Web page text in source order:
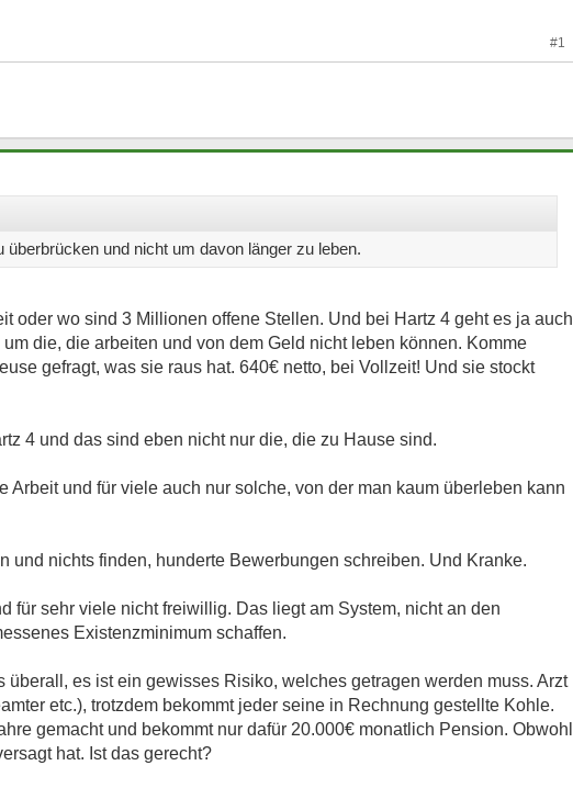
#1
und nicht um davon länger zu leben.
oder wo sind 3 Millionen offene Stellen. Und bei Hartz 4 geht es ja auch
die, die arbeiten und von dem Geld nicht leben können. Komme
gefragt, was sie raus hat. 640€ netto, bei Vollzeit! Und sie stockt
4 und das sind eben nicht nur die, die zu Hause sind.
Arbeit und für viele auch nur solche, von der man kaum überleben kann
und nichts finden, hunderte Bewerbungen schreiben. Und Kranke.
für sehr viele nicht freiwillig. Das liegt am System, nicht an den
Existenzminimum schaffen.
es ist ein gewisses Risiko, welches getragen werden muss. Arzt
etc.), trotzdem bekommt jeder seine in Rechnung gestellte Kohle.
gemacht und bekommt nur dafür 20.000€ monatlich Pension. Obwohl
hat. Ist das gerecht?